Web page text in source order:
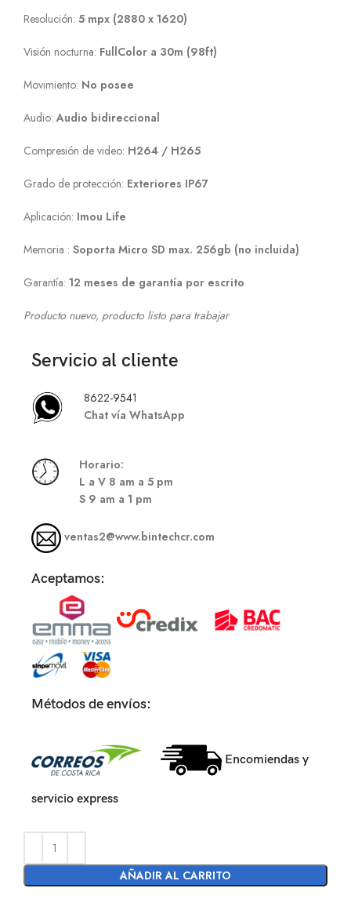
Resolución: 5 mpx (2880 x 1620)
Visión nocturna: FullColor a 30m (98ft)
Movimiento: No posee
Audio:Audio bidireccional
Compresión de video: H264 / H265
Grado de protección: Exteriores IP67
Aplicación: Imou Life
Memoria : Soporta Micro SD max. 256gb (no incluida)
Garantía: 12 meses de garantía por escrito
Producto nuevo, producto listo para trabajar
Servicio al cliente
8622-9541
Chat vía WhatsApp
Horario:
L a V 8 am a 5 pm
S 9 am a 1 pm
ventas2@www.bintechcr.com
Aceptamos:
Métodos de envíos:
Encomiendas y
servicio express
AÑADIR AL CARRITO